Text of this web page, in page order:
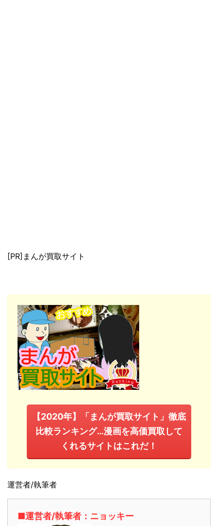
[PR]まんが買取サイト
【2020年】「まんが買取サイト」徹底
比較ランキング…漫画を高価買取して
くれるサイトはこれだ！
運営者/執筆者
■運営者/執筆者：ニョッキー